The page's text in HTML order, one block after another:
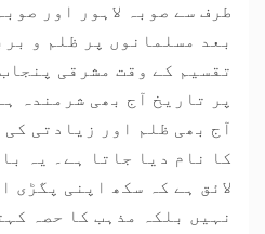
طرف سے صوبہ لاہور اور
بعد مسلمانوں پر ظلم و
تقسیم کے وقت مشرقی
پر تاریخ آج بھی شرمندہ
آج بھی ظلم اور زیادتی
کا نام دیا جاتا ہے۔ یہ
لائق ہے کہ سکھ اپنی پگڑی
نہیں بلکہ مذہب کا حصہ